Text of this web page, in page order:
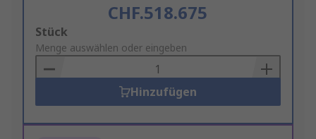
CHF.518.675
Add
to
Basket
Stück
Menge auswählen oder eingeben
Hinzufügen